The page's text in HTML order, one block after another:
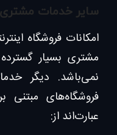
سایر خدمات مشتری
امکانات فروشگاه
مشتری بسیار
نمی‌باشد. دیگر
فروشگاه‌های مبتنی
عبارت‌اند از: